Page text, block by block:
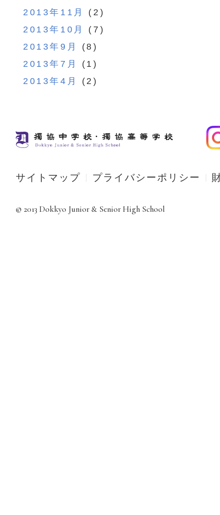
2013年11月
(2)
2013年10月
(7)
2013年9月
(8)
2013年7月
(1)
2013年4月
(2)
サイトマップ プライバシーポリシー
© 2013 Dokkyo Junior & Senior High School